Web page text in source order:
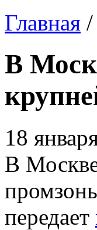
Главная /
В
18
В
передает